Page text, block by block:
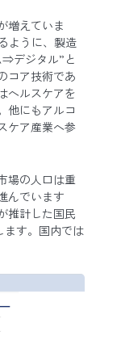
増えていま
ように、製造
⇒デジタル”と
コア技術であ
ヘルスケアを
他にもアルコ
ケア産業へ参
場の人口は重
んでいます
推計した国民
ます。国内では